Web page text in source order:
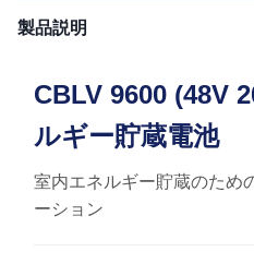
製品説明
CBLV 9600 (48V
ルギー貯蔵電池
室内エネルギー貯蔵のため
ーション